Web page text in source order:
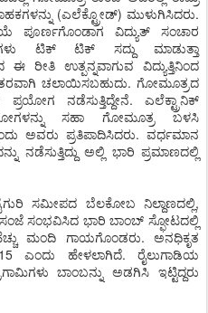
(ಎಲೆಕ್ಟ್ರೋಡ್) ಮುಳುಗಿಸಿದರು.
ಪೂರ್ಣಗೊಂಡಾಗ ವಿದ್ಯುತ್ ಸಂಚಾರ
ಟಿಕ್ ಟಿಕ್ ಸದ್ದು ಮಾಡುತ್ತಾ
ರೀತಿ ಉತ್ಪನ್ನವಾಗುವ ವಿದ್ಯುತ್ತಿನಿಂದ
ಚಲಾಯಿಸಬಹುದು. ಗೋಮೂತ್ರದ
ನಡೆಸುತ್ತಿದ್ದೇನೆ. ಎಲೆಕ್ಟ್ರಾನಿಕ್
ಸಹಾ ಗೋಮೂತ್ರ ಬಳಸಿ
ಅವರು ಪ್ರತಿಪಾದಿಸಿದರು. ವರ್ಧಮಾನ
ನಡೆಸುತ್ತಿದ್ದು ಅಲ್ಲಿ ಭಾರಿ ಪ್ರಮಾಣದಲ್ಲಿ
ಸಮೀಪದ ಬೆಲಕೋಬ ನಿಲ್ದಾಣದಲ್ಲಿ,
ಸಂಜೆ ಸಂಭವಿಸಿದ ಭಾರಿ ಬಾಂಬ್ ಸ್ಫೋಟದಲ್ಲಿ
ಮಂದಿ ಗಾಯಗೊಂಡರು. ಅನಧಿಕೃತ
ಎಂದು ಹೇಳಲಾಗಿದೆ. ರೈಲುಗಾಡಿಯ
ಬಾಂಬನ್ನು ಅಡಗಿಸಿ ಇಟ್ಟಿದ್ದರು